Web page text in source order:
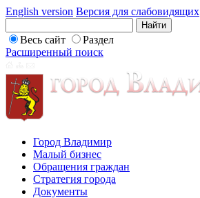
English version Версия для слабовидящих
Весь сайт
Раздел
Расширенный поиск
Город Владимир
Малый бизнес
Обращения граждан
Стратегия города
Документы